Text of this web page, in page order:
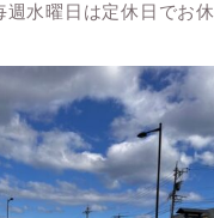
水曜日は定休日でお休